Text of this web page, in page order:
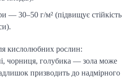
— 30–50 г/м² (підвищує стійкість
кислолюбних рослин:
чорниця, голубика — зола може
призводить до надмірного